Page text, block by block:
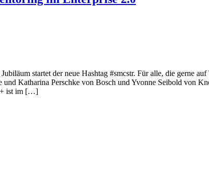
startet der neue Hashtag #smcstr. Für alle, die gerne
Katharina Perschke von Bosch und Yvonne Seibold von
ist im […]